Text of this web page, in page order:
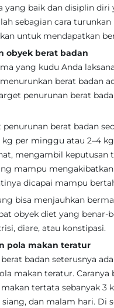
yang baik dan disiplin diri
sebagian cara turunkan
untuk mendapatkan
obyek berat badan
yang kudu Anda
berat badan
penurunan berat
berat badan
kg per minggu atau 2–4
mengambil keputusan
mampu
dicapai mampu
bisa menjauhkan
obyek diet yang benar-
diare, atau konstipasi.
pola makan teratur
badan seterusnya
makan teratur. Caranya
tertata sebanyak 3
dan malam hari. Di